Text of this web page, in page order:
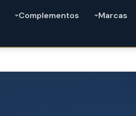
Complementos Marcas